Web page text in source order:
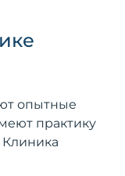
опытные
практику